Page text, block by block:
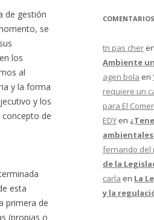
de gestión
se
los
al
y la forma
y los
de
esta
primera de
(propias o
tn pas cher en
Ambiente
agen bola en
requiere un
para El
EDY en
fernando del
de la
carla en La
y la